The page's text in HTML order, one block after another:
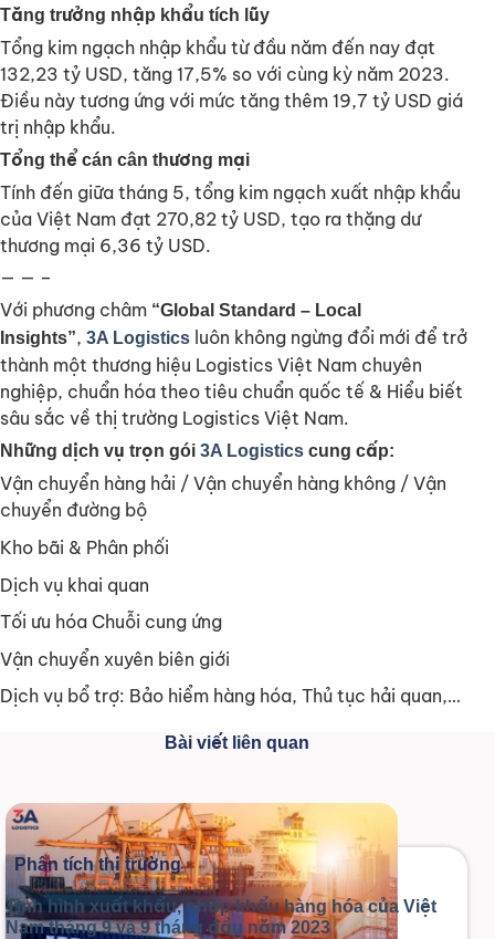
Tăng trưởng nhập khẩu tích lũy
Tổng kim ngạch nhập khẩu từ đầu năm đến nay đạt
132,23 tỷ USD, tăng 17,5% so với cùng kỳ năm 2023.
Điều này tương ứng với mức tăng thêm 19,7 tỷ USD giá
trị nhập khẩu.
Tổng thể cán cân thương mại
Tính đến giữa tháng 5, tổng kim ngạch xuất nhập khẩu
của Việt Nam đạt 270,82 tỷ USD, tạo ra thặng dư
thương mại 6,36 tỷ USD.
— — –
Với phương châm “Global Standard – Local
Insights”, 3A Logistics luôn không ngừng đổi mới để trở
thành một thương hiệu Logistics Việt Nam chuyên
nghiệp, chuẩn hóa theo tiêu chuẩn quốc tế & Hiểu biết
sâu sắc về thị trường Logistics Việt Nam.
Những dịch vụ trọn gói 3A Logistics cung cấp:
Vận chuyển hàng hải / Vận chuyển hàng không / Vận
chuyển đường bộ
Kho bãi & Phân phối
Dịch vụ khai quan
Tối ưu hóa Chuỗi cung ứng
Vận chuyển xuyên biên giới
Dịch vụ bổ trợ: Bảo hiểm hàng hóa, Thủ tục hải quan,…
Bài viết liên quan
Phân tích thị trường
Tình hình xuất khẩu, nhập khẩu hàng hóa của Việt
Nam tháng 9 và 9 tháng đầu năm 2023